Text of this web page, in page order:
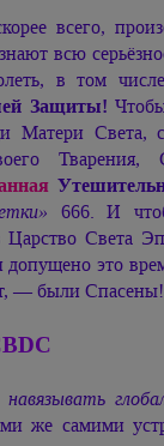
всего,
всю
в том
Защиты!
Света,
666. И
Царство Света
это
— были Спасены!
же самими